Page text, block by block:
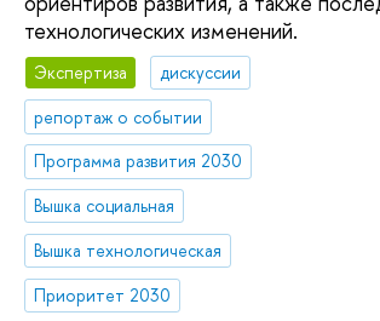
технологических изменений.
Экспертиза
дискуссии
репортаж о событии
Программа развития 2030
Вышка социальная
Вышка технологическая
Приоритет 2030